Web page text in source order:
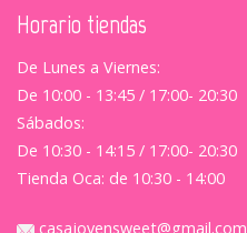
Horario tiendas
De Lunes a Viernes:
De 10:00 - 13:45 / 17:00- 20:30
Sábados:
De 10:30 - 14:15 / 17:00- 20:30
Tienda Oca: de 10:30 - 14:00
casajovensweet@gmail.com